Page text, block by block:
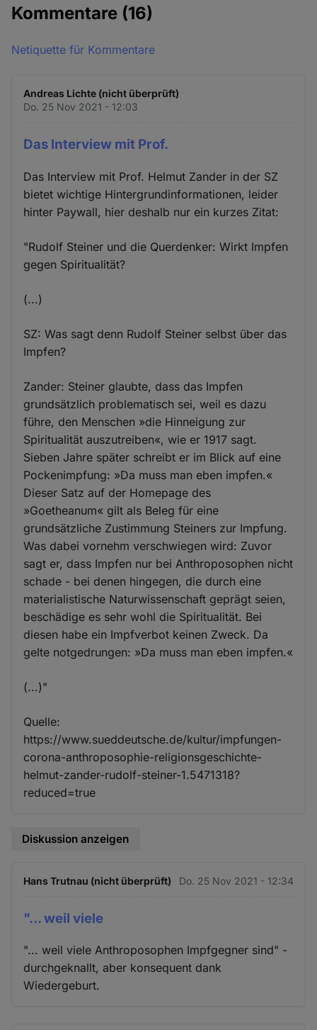
Kommentare (16)
Netiquette für Kommentare
Andreas Lichte (nicht überprüft)
Do. 25 Nov 2021 - 12:03
Das Interview mit Prof.
Das Interview mit Prof. Helmut Zander in der SZ
bietet wichtige Hintergrundinformationen, leider
hinter Paywall, hier deshalb nur ein kurzes Zitat:
"Rudolf Steiner und die Querdenker: Wirkt Impfen
gegen Spiritualität?
(...)
SZ: Was sagt denn Rudolf Steiner selbst über das
Impfen?
Zander: Steiner glaubte, dass das Impfen
grundsätzlich problematisch sei, weil es dazu
führe, den Menschen »die Hinneigung zur
Spiritualität auszutreiben«, wie er 1917 sagt.
Sieben Jahre später schreibt er im Blick auf eine
Pockenimpfung: »Da muss man eben impfen.«
Dieser Satz auf der Homepage des
»Goetheanum« gilt als Beleg für eine
grundsätzliche Zustimmung Steiners zur Impfung.
Was dabei vornehm verschwiegen wird: Zuvor
sagt er, dass Impfen nur bei Anthroposophen nicht
schade - bei denen hingegen, die durch eine
materialistische Naturwissenschaft geprägt seien,
beschädige es sehr wohl die Spiritualität. Bei
diesen habe ein Impfverbot keinen Zweck. Da
gelte notgedrungen: »Da muss man eben impfen.«
(...)"
Quelle:
https://www.sueddeutsche.de/kultur/impfungen-
corona-anthroposophie-religionsgeschichte-
helmut-zander-rudolf-steiner-1.5471318?
reduced=true
Diskussion anzeigen
Hans Trutnau (nicht überprüft) Do. 25 Nov 2021 - 12:34
"... weil viele
"... weil viele Anthroposophen Impfgegner sind" -
durchgeknallt, aber konsequent dank
Wiedergeburt.